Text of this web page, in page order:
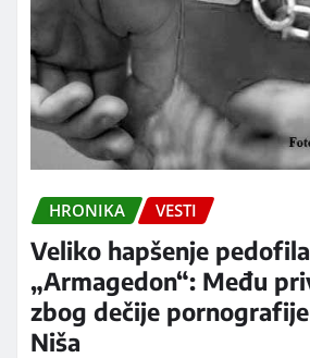
HRONIKA VESTI
Veliko hapšenje
„Armagedon“: Među
zbog dečije
Niša